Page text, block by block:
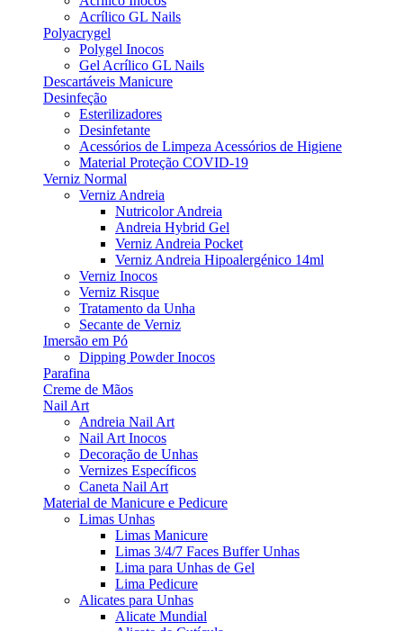
Acrílico GL Nails
Polyacrygel
Polygel Inocos
Gel Acrílico GL Nails
Descartáveis Manicure
Desinfeção
Esterilizadores
Desinfetante
Acessórios de Limpeza Acessórios de Higiene
Material Proteção COVID-19
Verniz Normal
Verniz Andreia
Nutricolor Andreia
Andreia Hybrid Gel
Verniz Andreia Pocket
Verniz Andreia Hipoalergénico 14ml
Verniz Inocos
Verniz Risque
Tratamento da Unha
Secante de Verniz
Imersão em Pó
Dipping Powder Inocos
Parafina
Creme de Mãos
Nail Art
Andreia Nail Art
Nail Art Inocos
Decoração de Unhas
Vernizes Específicos
Caneta Nail Art
Material de Manicure e Pedicure
Limas Unhas
Limas Manicure
Limas 3/4/7 Faces Buffer Unhas
Lima para Unhas de Gel
Lima Pedicure
Alicates para Unhas
Alicate Mundial